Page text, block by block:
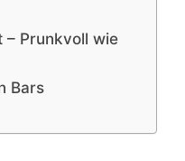
– Prunkvoll wie
Bars